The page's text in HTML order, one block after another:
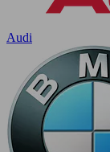
Audi